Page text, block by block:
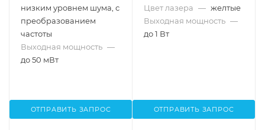
низким уровнем шума, с
преобразованием
частоты
Выходная мощность —
до 50 мВт
ОТПРАВИТЬ ЗАПРОС
Цвет лазера — желтые
Выходная мощность —
до 1 Вт
ОТПРАВИТЬ ЗАПРОС